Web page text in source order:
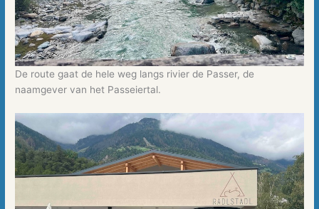
De route gaat de hele weg langs rivier de Passer, de
naamgever van het Passeiertal.